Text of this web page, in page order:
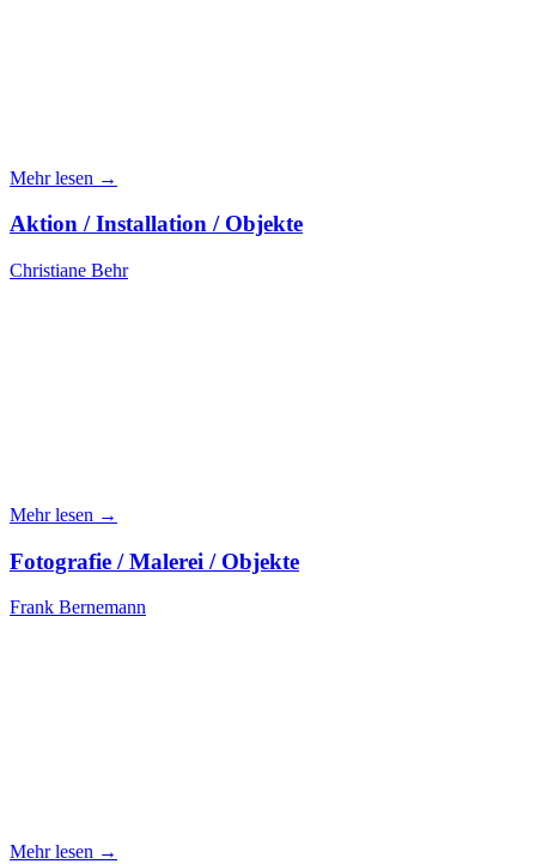
Mehr lesen →
Aktion / Installation / Objekte
Christiane Behr
Mehr lesen →
Fotografie / Malerei / Objekte
Frank Bernemann
Mehr lesen →